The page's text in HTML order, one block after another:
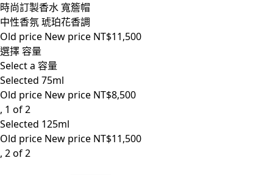
時尚訂製香水 寬簷帽
中性香氛 琥珀花香調
Old price New price NT$11,500
選擇 容量
Select a 容量
Selected 75ml
Old price New price NT$8,500
, 1 of 2
Selected 125ml
Old price New price NT$11,500
, 2 of 2